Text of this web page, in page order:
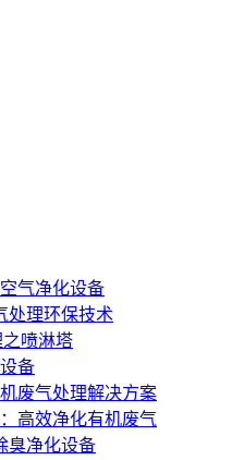
气净化设备
处理环保技术
喷淋塔
备
废气处理解决方案
高效净化有机废气
臭净化设备